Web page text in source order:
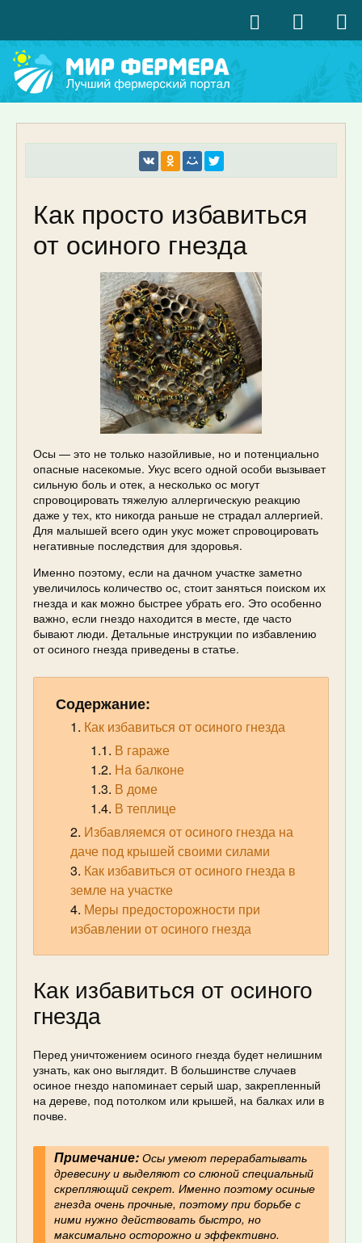
Как просто избавиться
от осиного гнезда
Осы — это не только назойливые, но и потенциально
опасные насекомые. Укус всего одной особи вызывает
сильную боль и отек, а несколько ос могут
спровоцировать тяжелую аллергическую реакцию
даже у тех, кто никогда раньше не страдал аллергией.
Для малышей всего один укус может спровоцировать
негативные последствия для здоровья.
Именно поэтому, если на дачном участке заметно
увеличилось количество ос, стоит заняться поиском их
гнезда и как можно быстрее убрать его. Это особенно
важно, если гнездо находится в месте, где часто
бывают люди. Детальные инструкции по избавлению
от осиного гнезда приведены в статье.
Содержание:
Как избавиться от осиного гнезда
В гараже
На балконе
В доме
В теплице
Избавляемся от осиного гнезда на
даче под крышей своими силами
Как избавиться от осиного гнезда в
земле на участке
Меры предосторожности при
избавлении от осиного гнезда
Как избавиться от осиного
гнезда
Перед уничтожением осиного гнезда будет нелишним
узнать, как оно выглядит. В большинстве случаев
осиное гнездо напоминает серый шар, закрепленный
на дереве, под потолком или крышей, на балках или в
почве.
Примечание:Осы умеют перерабатывать
древесину и выделяют со слюной специальный
скрепляющий секрет. Именно поэтому осиные
гнезда очень прочные, поэтому при борьбе с
ними нужно действовать быстро, но
максимально осторожно и эффективно.